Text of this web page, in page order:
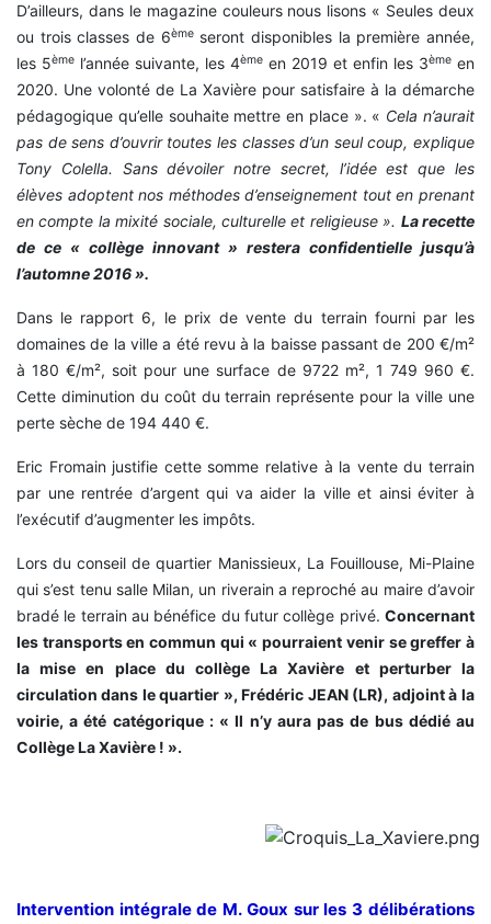
D’ailleurs, dans le magazine couleurs nous lisons « Seules deux
ou trois classes de 6èmeseront disponibles la première année,
les 5ème l’année suivante, les 4ème en 2019 et enfin les 3ème en
2020. Une volonté de La Xavière pour satisfaire à la démarche
pédagogique qu’elle souhaite mettre en place ». « Cela n’aurait
pas de sens d’ouvrir toutes les classes d’un seul coup, explique
Tony Colella. Sans dévoiler notre secret, l’idée est que les
élèves adoptent nos méthodes d’enseignement tout en prenant
en compte la mixité sociale, culturelle et religieuse ». La recette
de ce « collège innovant » restera confidentielle jusqu’à
l’automne 2016 ».
Dans le rapport 6, le prix de vente du terrain fourni par les
domaines de la ville a été revu à la baisse passant de 200 €/m²
à 180 €/m², soit pour une surface de 9722 m², 1 749 960 €.
Cette diminution du coût du terrain représente pour la ville une
perte sèche de 194 440 €.
Eric Fromain justifie cette somme relative à la vente du terrain
par une rentrée d’argent qui va aider la ville et ainsi éviter à
l’exécutif d’augmenter les impôts.
Lors du conseil de quartier Manissieux, La Fouillouse, Mi-Plaine
qui s’est tenu salle Milan, un riverain a reproché au maire d’avoir
bradé le terrain au bénéfice du futur collège privé. Concernant
les transports en commun qui « pourraient venir se greffer à
la mise en place du collège La Xavière et perturber la
circulation dans le quartier », Frédéric JEAN (LR), adjoint à la
voirie, a été catégorique : « Il n’y aura pas de bus dédié au
Collège La Xavière ! ».
Intervention intégrale de M. Goux sur les 3 délibérations